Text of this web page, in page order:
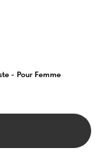
- Pour Femme